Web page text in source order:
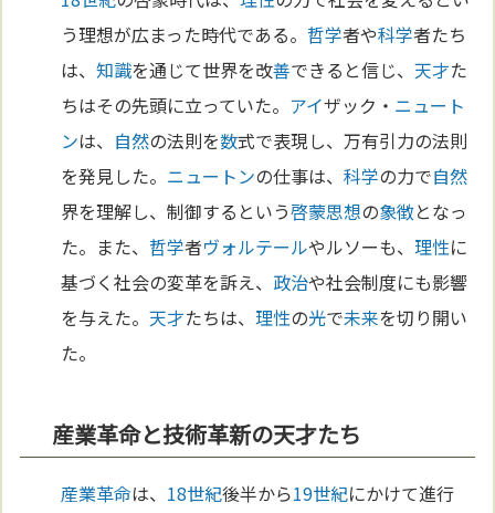
う理想が広まった時代である。 哲学者や科学者たち
は、知識を通じて世界を改善できると信じ、天才た
ちはその先頭に立っていた。 アイザック・ ニュート
ンは、 自然の法則を数式で表現し、万有引力の法則
を発見した。 ニュートンの仕事は、科学の力で自然
界を理解し、制御するという啓蒙思想の象徴となっ
た。また、 哲学者ヴォルテールやルソーも、理性に
基づく社会の変革を訴え、 政治や社会制度にも影響
を与えた。天才たちは、理性の光で未来を切り開い
た。
産業革命と技術革新の天才たち
産業革命は、 18世紀後半から19世紀にかけて進行